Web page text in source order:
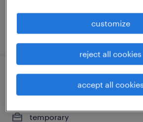
posted 12 may 2026
仕分け・ピッキング・梱包・
temporary
customize
reject all cookies
accept all cookies